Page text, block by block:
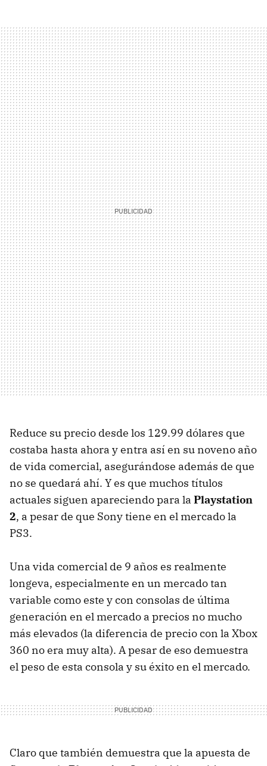
Reduce su precio desde los 129.99 dólares que
costaba hasta ahora y entra así en su noveno año
de vida comercial, asegurándose además de que
no se quedará ahí. Y es que muchos títulos
actuales siguen apareciendo para la Playstation
2, a pesar de que Sony tiene en el mercado la
PS3.
Una vida comercial de 9 años es realmente
longeva, especialmente en un mercado tan
variable como este y con consolas de última
generación en el mercado a precios no mucho
más elevados (la diferencia de precio con la Xbox
360 no era muy alta). A pesar de eso demuestra
el peso de esta consola y su éxito en el mercado.
Claro que también demuestra que la apuesta de